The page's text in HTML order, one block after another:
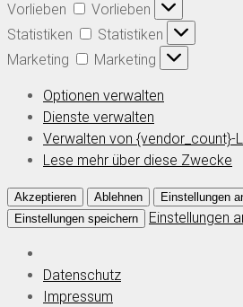
Vorlieben
Vorlieben
Statistiken
Statistiken
Marketing
Marketing
Optionen verwalten
Dienste verwalten
Verwalten von {vendor_count}-
Lese mehr über diese Zwecke
Akzeptieren Ablehnen
Einstellungen
Einstellungen speichern
Einstellungen
Datenschutz
Impressum